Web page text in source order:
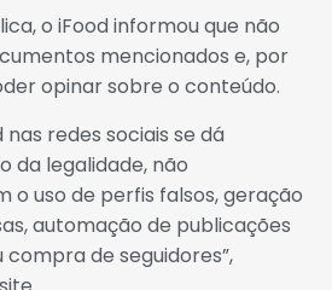
o iFood informou que não
mencionados e, por
opinar sobre o conteúdo.
nas redes sociais se dá
da legalidade, não
uso de perfis falsos, geração
automação de publicações
de seguidores”,